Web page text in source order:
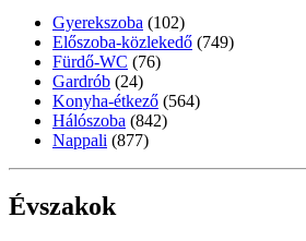
Gyerekszoba (102)
Előszoba-közlekedő (749)
Fürdő-WC (76)
Gardrób (24)
Konyha-étkező (564)
Hálószoba (842)
Nappali (877)
Évszakok